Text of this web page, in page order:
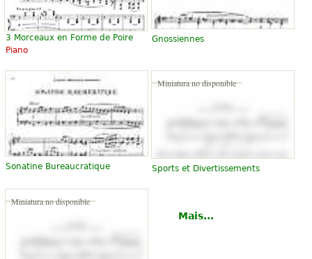
3 Morceaux en Forme de Poire
Piano
Gnossiennes
Sonatine Bureaucratique
Miniatura no disponible
Sports et Divertissements
Miniatura no disponible
Mais...